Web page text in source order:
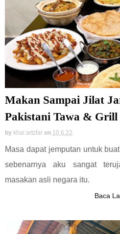
Makan Sampai Jilat
Pakistani Tawa &
by khai artzfar on 10.6.22
Masa dapat jemputan untuk
sebenarnya aku sangat
masakan asli negara itu.
Baca